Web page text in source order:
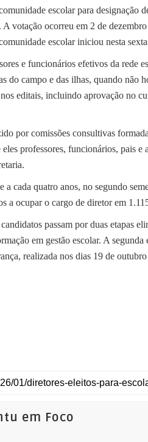
escolar para designação
A votação ocorreu em 2 de
escolar iniciou nesta
e funcionários efetivos da rede
do campo e das ilhas, quando não
editais, incluindo aprovação no
por comissões consultivas
professores, funcionários, pais e
a cada quatro anos, no segundo
a ocupar o cargo de diretor em
passam por duas etapas
em gestão escolar. A
realizada nos dias 19 de
em Foco